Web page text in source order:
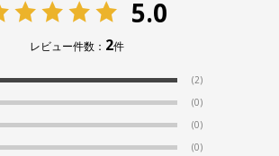
5.0
レビュー件数： 2件
(2)
(0)
(0)
(0)